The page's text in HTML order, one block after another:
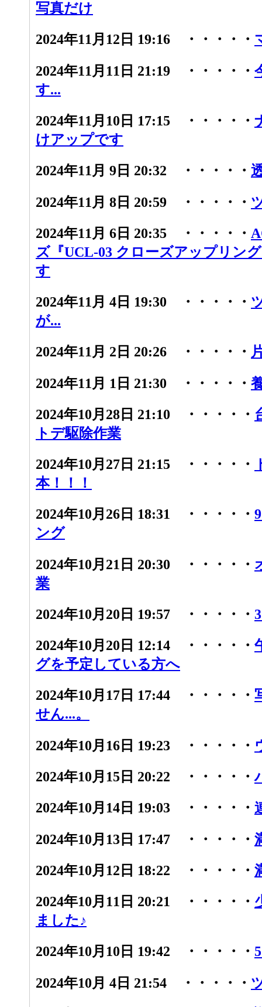
写真だけ
2024年11月12日 19:16 ・・・・・
2024年11月11日 21:19 ・・・・・
す...
2024年11月10日 17:15 ・・・・・
けアップです
2024年11月 9日 20:32 ・・・・・
2024年11月 8日 20:59 ・・・・・
2024年11月 6日 20:35 ・・・・・
ズ『UCL-03 クローズアップリン
す
2024年11月 4日 19:30 ・・・・・
が...
2024年11月 2日 20:26 ・・・・・
2024年11月 1日 21:30 ・・・・・
2024年10月28日 21:10 ・・・・・
トデ駆除作業
2024年10月27日 21:15 ・・・・・
本！！！
2024年10月26日 18:31 ・・・・・
ング
2024年10月21日 20:30 ・・・・・
業
2024年10月20日 19:57 ・・・・・
2024年10月20日 12:14 ・・・・・
グを予定している方へ
2024年10月17日 17:44 ・・・・・
せん...。
2024年10月16日 19:23 ・・・・・
2024年10月15日 20:22 ・・・・・
2024年10月14日 19:03 ・・・・・
2024年10月13日 17:47 ・・・・・
2024年10月12日 18:22 ・・・・・
2024年10月11日 20:21 ・・・・・
ました♪
2024年10月10日 19:42 ・・・・・
2024年10月 4日 21:54 ・・・・・